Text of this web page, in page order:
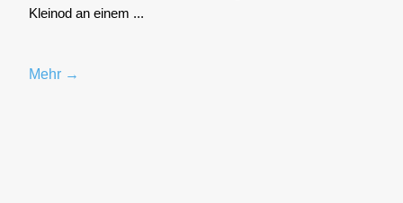
Klein­od an einem ...
Mehr →